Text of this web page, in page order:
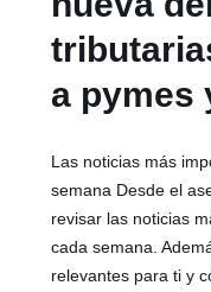
a pymes
Las noticias más
semana Desde el
revisar las noticias
cada semana.
relevantes para ti y